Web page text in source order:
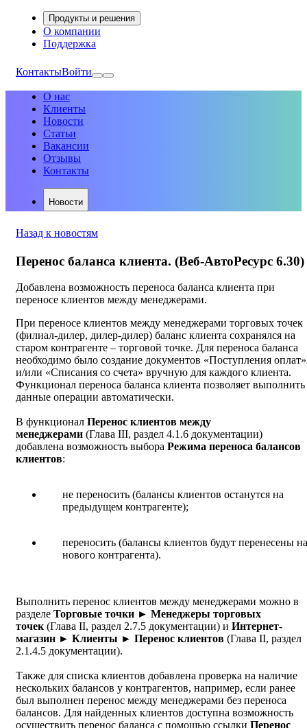
Продукты и решения
О компании
Поддержка
КонтактыВойти
О нас
Клиенты
Новости
Статьи
Вакансии
Отзывы
Контакты
Новости
Назад к новостям
Перенос баланса клиента. (Веб-АвтоРесурс 6.30)
Добавлена возможность переноса баланса клиента при
переносе клиентов между менеджерами.
При переносе клиентов между менеджерами торговых точек
(филиал-дилер, дилер-дилер) баланс клиента сохранялся на
старом контрагенте – торговой точке. Для переноса баланса
необходимо было создание документов «Поступления оплат»
и/или «Списания со счета» вручную для каждого клиента.
Функционал переноса баланса клиента позволяет выполнить
данные операции автоматически.
В функционал Перенос клиентов между
менеджерами (Глава III, раздел 4.1.6 документации)
добавлена возможность выбора Режима переноса балансов
клиентов:
не переносить (балансы клиентов останутся на
предыдущем контрагенте);
переносить (балансы клиентов будут перенесены на
нового контрагента).
Выполнить перенос клиентов между менеджерами можно в
разделе Торговые точки ► Менеджеры торговых
точек(Глава II, раздел 2.7.5 документации) и Интернет-
магазин ► Клиенты ► Перенос клиентов (Глава II, раздел
2.1.4.5 документации).
Также для списка клиентов добавлена проверка на наличие
нескольких балансов у контрагентов, например, если ранее
был выполнен перенос между менеджерами без переноса
балансов. Для найденных клиентов доступна возможность
осуществить перенос баланса с помощью ссылки Перенос